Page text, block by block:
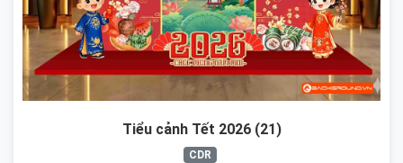
Tiểu cảnh Tết 2026 (21)
CDR